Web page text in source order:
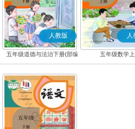
人教版
五年级道德与法治下册(部编
版)
人
五年级数学